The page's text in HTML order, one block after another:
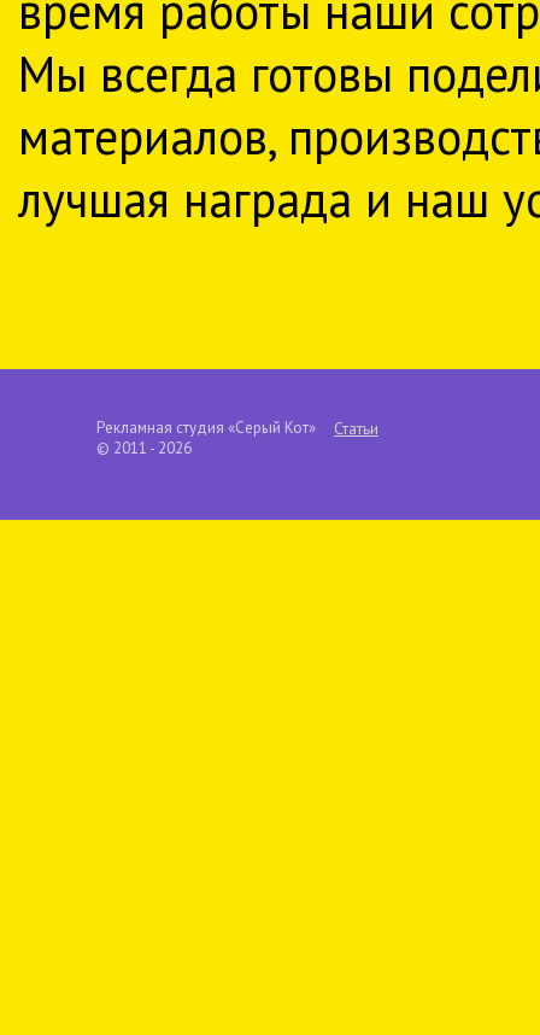
Мы всегда готовы
материалов,
лучшая награда и наш
Рекламная студия «Серый Кот»
© 2011 - 2026
Статьи